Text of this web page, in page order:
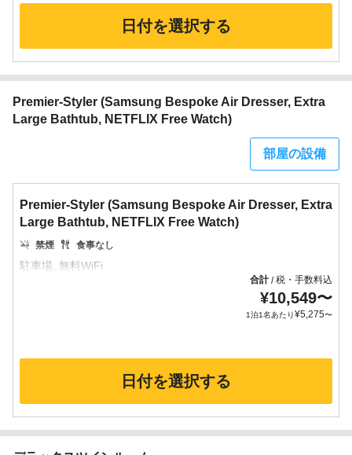
日付を選択する
Premier-Styler (Samsung Bespoke Air Dresser, Extra
Large Bathtub, NETFLIX Free Watch)
部屋の設備
Premier-Styler (Samsung Bespoke Air Dresser, Extra
Large Bathtub, NETFLIX Free Watch)
禁煙 食事なし
合計/税・手数料込
¥10,549〜
1泊1名あたり¥5,275〜
日付を選択する